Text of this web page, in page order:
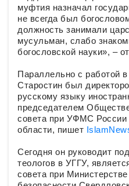
муфтия назначал
не всегда был
должность занимали
мусульман, слабо
богословской науки», –
Параллельно с работой
Старостин был
русскому языку
председателем
совета при УФМС России
области, пишет
Сегодня он руководит
теологов в УГГУ,
совета при